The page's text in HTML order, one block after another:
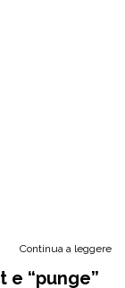
Continua a leggere
e “punge”